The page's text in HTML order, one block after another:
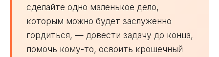
сделайте одно маленькое дело,
которым можно будет заслуженно
гордиться, — довести задачу до конца,
помочь кому-то, освоить крошечный